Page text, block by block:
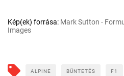
Kép(ek) forrása: Mark Sutton -
Images
ALPINE BÜNTETÉS F1